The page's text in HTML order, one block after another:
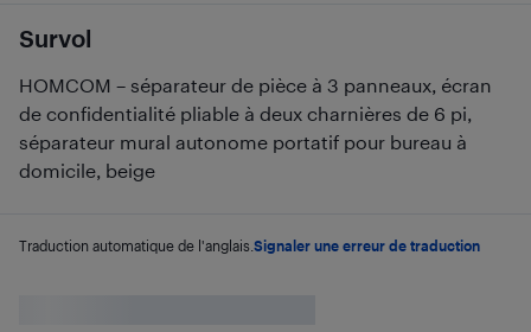
Survol
HOMCOM – séparateur de pièce à 3 panneaux, écran
de confidentialité pliable à deux charnières de 6 pi,
séparateur mural autonome portatif pour bureau à
domicile, beige
Traduction automatique de l'anglais. Signaler une erreur de traduction